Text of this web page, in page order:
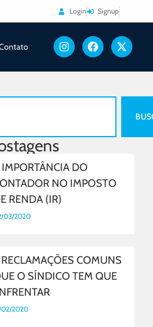
Login Signup
DO
NO IMPOSTO
RENDA (IR)
03/2020
COMUNS
O SÍNDICO TEM QUE
02/2020